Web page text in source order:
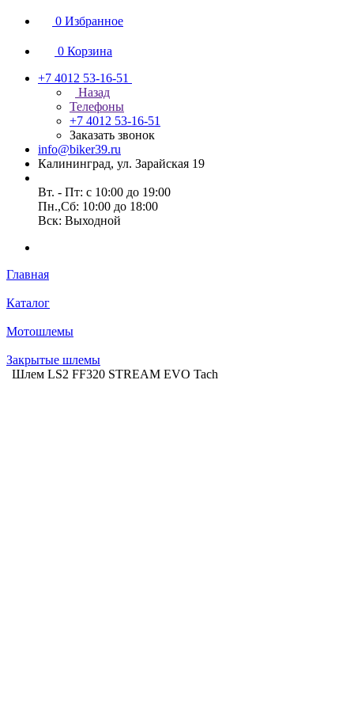
0 Избранное
0 Корзина
+7 4012 53-16-51
Назад
Телефоны
+7 4012 53-16-51
Заказать звонок
info@biker39.ru
Калининград, ул. Зарайская 19
Вт. - Пт: с 10:00 до 19:00
Пн.,Сб: 10:00 до 18:00
Вск: Выходной
Главная
Каталог
Мотошлемы
Закрытые шлемы
Шлем LS2 FF320 STREAM EVO Tach